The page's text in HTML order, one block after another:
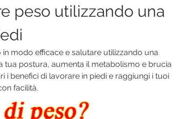
peso utilizzando una
modo efficace e salutare utilizzando una
tua postura, aumenta il metabolismo e brucia
i benefici di lavorare in piedi e raggiungi i tuoi
facilità.